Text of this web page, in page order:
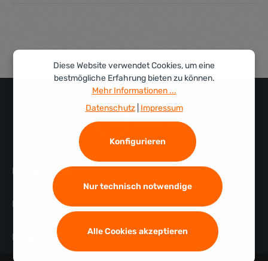
Informationen
Profidurium Custom GmbH
Folge uns
Diese Website verwendet Cookies, um eine
bestmögliche Erfahrung bieten zu können.
Mehr Informationen ...
Datenschutz| Impressum
Nur technisch notwendige
Konfigurieren
Alle Cookies akzeptieren